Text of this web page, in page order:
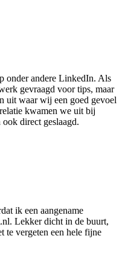
onder andere LinkedIn. Als
gevraagd voor tips, maar
uit waar wij een goed gevoel
kwamen we uit bij
direct geslaagd.
ik een aangename
Lekker dicht in de buurt,
te vergeten een hele fijne